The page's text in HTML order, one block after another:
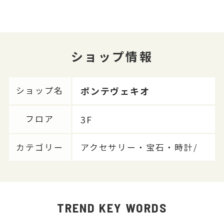
ショップ情報
ショップ名 ポンテヴェキオ
フロア 3F
カテゴリー アクセサリー・宝石・時計/
TREND KEY WORDS